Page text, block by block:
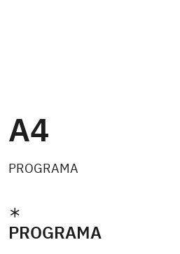
A4
PROGRAMA
PROGRAMA